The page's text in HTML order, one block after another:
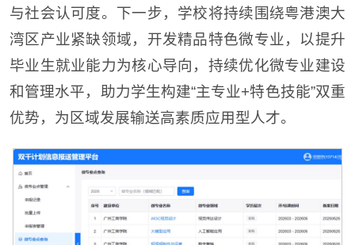
与社会认可度。下一步，学校将持续围绕粤港澳大
湾区产业紧缺领域，开发精品特色微专业，以提升
毕业生就业能力为核心导向，持续优化微专业建设
和管理水平，助力学生构建“主专业+特色技能”双重
优势，为区域发展输送高素质应用型人才。